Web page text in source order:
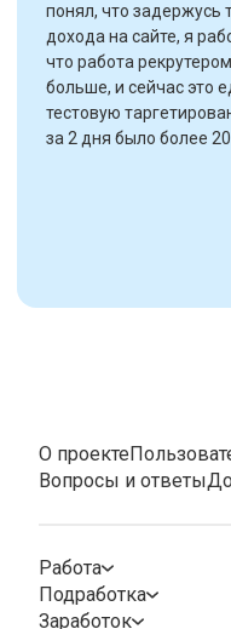
понял, что задержусь
дохода на сайте, я
что работа
больше, и сейчас это
тестовую
за 2 дня было более
О проекте
Вопросы и ответы
Работа
Подработка
Заработок